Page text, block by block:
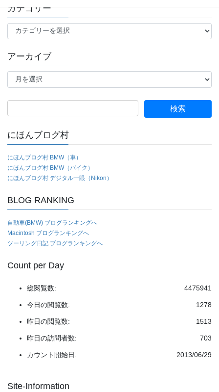
カテゴリー
テ
リ
ー
アーカイブ
ア
イ
検
索:
にほんブログ村
にほんブログ村 BMW（車）
にほんブログ村 BMW（バイク）
にほんブログ村 デジタル一眼（Nikon）
BLOG RANKING
自動車(BMW) ブログランキングへ
Macintosh ブログランキングへ
ツーリング日記 ブログランキングへ
Count per Day
4475941
総閲覧数:
1278
今日の閲覧数:
1513
昨日の閲覧数:
703
昨日の訪問者数:
2013/06/29
カウント開始日:
Site-Information